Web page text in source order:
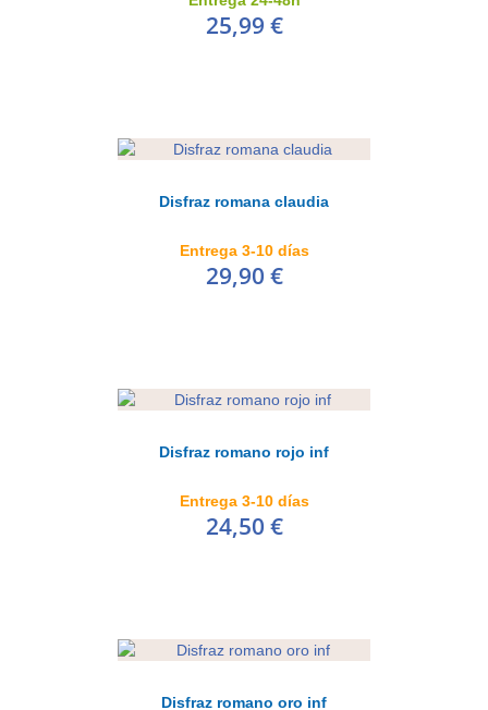
25,99 €
Disfraz romana claudia
Entrega 3-10 días
29,90 €
Disfraz romano rojo inf
Entrega 3-10 días
24,50 €
Disfraz romano oro inf